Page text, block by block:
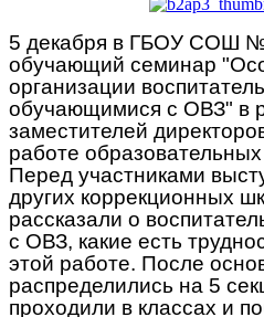
5 декабря в ГБОУ СОШ
обучающий семинар
организации
обучающимися с ОВЗ" в
заместителей
работе
Перед участниками
других коррекционных
рассказали о
с ОВЗ, какие есть
этой работе. После
распределились на 5
проходили в классах и